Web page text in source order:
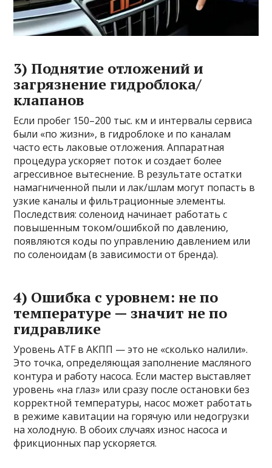
3) Поднятие отложений и
загрязнение гидроблока/
клапанов
Если пробег 150–200 тыс. км и интервалы сервиса
были «по жизни», в гидроблоке и по каналам
часто есть лаковые отложения. Аппаратная
процедура ускоряет поток и создает более
агрессивное вытеснение. В результате остатки
намагниченной пыли и лак/шлам могут попасть в
узкие каналы и фильтрационные элементы.
Последствия: соленоид начинает работать с
повышенным током/ошибкой по давлению,
появляются коды по управлению давлением или
по соленоидам (в зависимости от бренда).
4) Ошибка с уровнем: не по
температуре — значит не по
гидравлике
Уровень ATF в АКПП — это не «сколько налили».
Это точка, определяющая заполнение масляного
контура и работу насоса. Если мастер выставляет
уровень «на глаз» или сразу после остановки без
корректной температуры, насос может работать
в режиме кавитации на горячую или недогрузки
на холодную. В обоих случаях износ насоса и
фрикционных пар ускоряется.